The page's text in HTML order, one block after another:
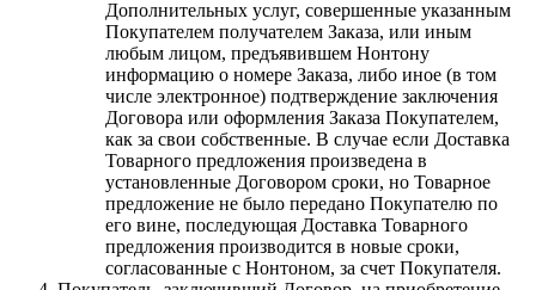
Дополнительных услуг, совершенные указанным
Покупателем получателем Заказа, или иным
любым лицом, предъявившем Нонтону
информацию о номере Заказа, либо иное (в том
числе электронное) подтверждение заключения
Договора или оформления Заказа Покупателем,
как за свои собственные. В случае если Доставка
Товарного предложения произведена в
установленные Договором сроки, но Товарное
предложение не было передано Покупателю по
его вине, последующая Доставка Товарного
предложения производится в новые сроки,
согласованные с Нонтоном, за счет Покупателя.